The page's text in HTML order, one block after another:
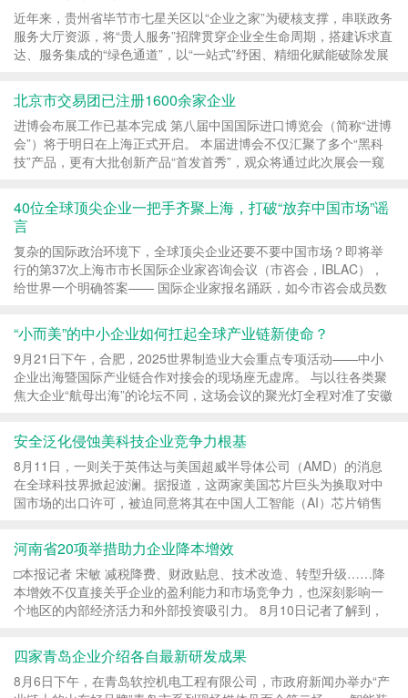
近年来，贵州省毕节市七星关区以“企业之家”为硬核支撑，串联政务
服务大厅资源，将“贵人服务”招牌贯穿企业全生命周期，搭建诉求直
达、服务集成的“绿色通道”，以“一站式”纾困、精细化赋能破除发展
北京市交易团已注册1600余家企业
进博会布展工作已基本完成 第八届中国国际进口博览会（简称“进博
会”）将于明日在上海正式开启。 本届进博会不仅汇聚了多个“黑科
技”产品，更有大批创新产品“首发首秀”，观众将通过此次展会一窥
40位全球顶尖企业一把手齐聚上海，打破“放弃中国市场”谣
言
复杂的国际政治环境下，全球顶尖企业还要不要中国市场？即将举
行的第37次上海市市长国际企业家咨询会议（市咨会，IBLAC），
给世界一个明确答案—— 国际企业家报名踊跃，如今市咨会成员数
“小而美”的中小企业如何扛起全球产业链新使命？
9月21日下午，合肥，2025世界制造业大会重点专项活动——中小
企业出海暨国际产业链合作对接会的现场座无虚席。 与以往各类聚
焦大企业“航母出海”的论坛不同，这场会议的聚光灯全程对准了安徽
安全泛化侵蚀美科技企业竞争力根基
8月11日，一则关于英伟达与美国超威半导体公司（AMD）的消息
在全球科技界掀起波澜。据报道，这两家美国芯片巨头为换取对中
国市场的出口许可，被迫同意将其在中国人工智能（AI）芯片销售
河南省20项举措助力企业降本增效
□本报记者 宋敏 减税降费、财政贴息、技术改造、转型升级……降
本增效不仅直接关乎企业的盈利能力和市场竞争力，也深刻影响一
个地区的内部经济活力和外部投资吸引力。 8月10日记者了解到，
四家青岛企业介绍各自最新研发成果
8月6日下午，在青岛软控机电工程有限公司，市政府新闻办举办“产